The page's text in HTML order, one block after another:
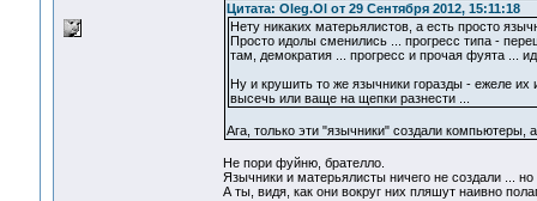
Цитата: Oleg.Ol от 29 Сентября 2012, 15:11:18
Нету никаких матерьялистов, а есть просто
Просто идолы сменились ... прогресс типа -
там, демократия ... прогресс и прочая фуята ...
Ну и крушить то же язычники горазды - ежеле
высечь или ваще на щепки разнести ...
Ага, только эти "язычники" создали компьютеры,
Не пори фуйню, брателло.
Язычники и матерьялисты ничего не создали ...
А ты, видя, как они вокруг них пляшут наивно